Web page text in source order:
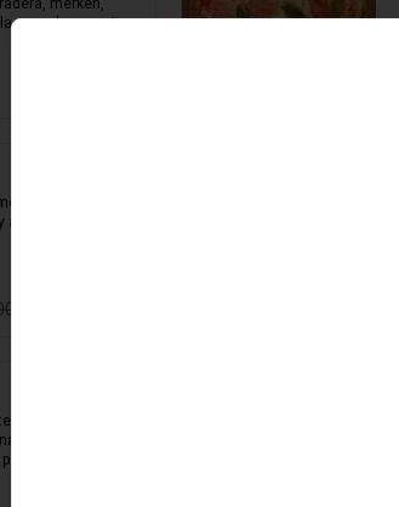
morada, y aceite
ahumado,
de oliva.
mozzarella,
de Osorno y
de la casa.